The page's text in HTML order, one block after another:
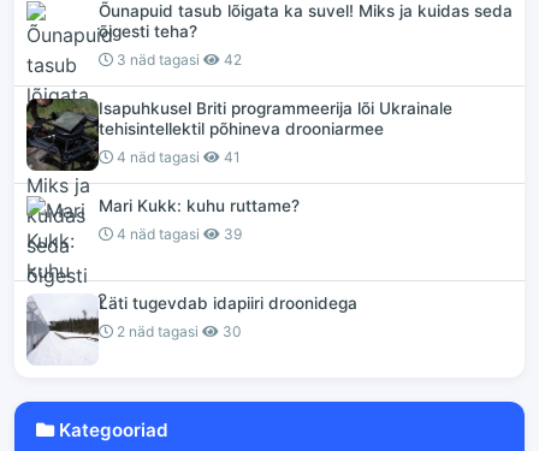
Õunapuid tasub lõigata ka suvel! Miks ja kuidas seda
õigesti teha?
3 näd tagasi 42
Isapuhkusel Briti programmeerija lõi Ukrainale
tehisintellektil põhineva drooniarmee
4 näd tagasi 41
Mari Kukk: kuhu ruttame?
4 näd tagasi 39
Läti tugevdab idapiiri droonidega
2 näd tagasi 30
Kategooriad